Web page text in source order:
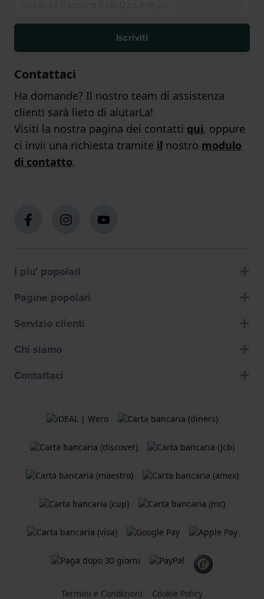
Iscriviti
Contattaci
Ha domande? Il nostro team di assistenza
clienti sarà lieto di aiutarLa!
Visiti la nostra pagina dei contatti qui, oppure
ci invii una richiesta tramite il nostro modulo
di contatto.
I piu' popolari
Pagine popolari
Servizio clienti
Chi siamo
Contattaci
Termini e Condizioni Cookie Policy